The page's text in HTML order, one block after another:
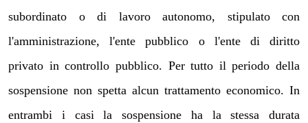
subordinato o di lavoro autonomo, stipulato con
l'amministrazione, l'ente pubblico o l'ente di diritto
privato in controllo pubblico. Per tutto il periodo della
sospensione non spetta alcun trattamento economico. In
entrambi i casi la sospensione ha la stessa durata